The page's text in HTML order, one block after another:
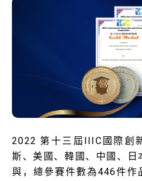
2022 第十三屆 IIIC 國際創
斯、美國、韓國、中國、日
與，總參賽件數為446件作